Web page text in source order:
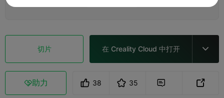
切片 在 Creality Cloud 中打开 
助力 38 35  